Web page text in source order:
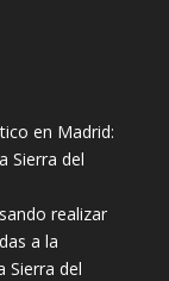
en Madrid:
Sierra del
realizar
a la
Sierra del